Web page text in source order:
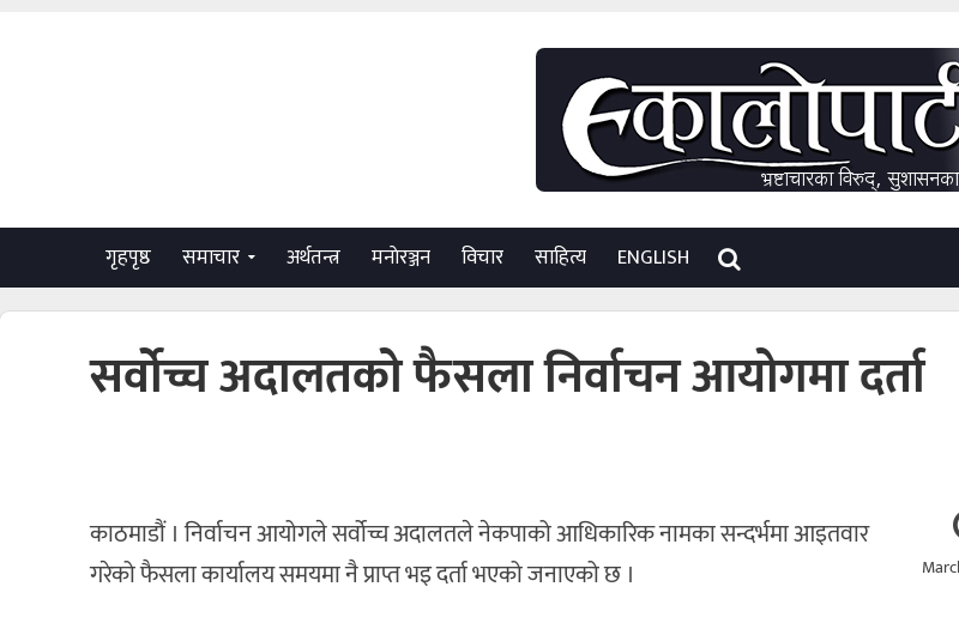
गृहपृष्ठ समाचार अर्थतन्त्र मनाेरञ्जन विचार साहित्य ENGLISH
सर्वोच्च अदालतको फैसला निर्वाचन आयोगमा दर्ता
काठमाडौं । निर्वाचन आयोगले सर्वोच्च अदालतले नेकपाको आधिकारिक नामका सन्दर्भमा आइतवार
गरेको फैसला कार्यालय समयमा नै प्राप्त भइ दर्ता भएको जनाएको छ ।